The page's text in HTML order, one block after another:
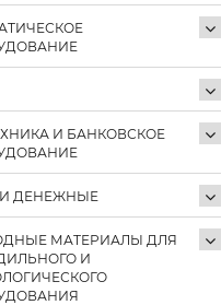
И БАНКОВСКОЕ
ДЕНЕЖНЫЕ
МАТЕРИАЛЫ ДЛЯ
И